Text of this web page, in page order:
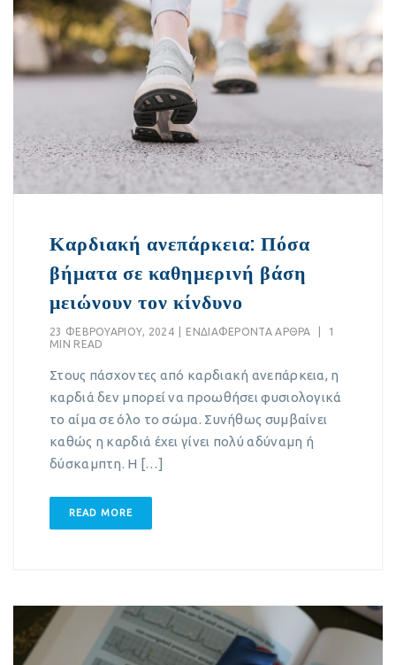
Καρδιακή ανεπάρκεια: Πόσα
βήματα σε καθημερινή βάση
μειώνουν τον κίνδυνο
23 ΦΕΒΡΟΥΑΡΊΟΥ, 2024 EΝΔΙΑΦΈΡΟΝΤΑ ΆΡΘΡΑ
1
MIN READ
Στους πάσχοντες από καρδιακή ανεπάρκεια, η
καρδιά δεν μπορεί να προωθήσει φυσιολογικά
το αίμα σε όλο το σώμα. Συνήθως συμβαίνει
καθώς η καρδιά έχει γίνει πολύ αδύναμη ή
δύσκαμπτη. Η […]
READ MORE